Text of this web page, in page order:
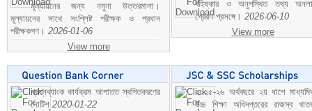
মূল্যায়নের জন্য নমুনা উত্তরমালা।
মূল্যায়নের সাথে সংশ্লিষ্ট পরীক্ষক ও প্রধান
পরীক্ষকগণ। 2026-01-06
View more
বহিষ্কার ও অনুপস্থিত তথ্য
প্রেরণ প্রসঙ্গে। 2026-06-10
View more
প্রশ্নব্যাংক কার্যক্রম আপাতত স্থগিতকরণের
নোটিশ 2020-01-22
২০২৫-২৬ অর্থবছরে ২য় ধাপে
উচ্চ শিক্ষা অধিদপ্তরের রাজস্ব